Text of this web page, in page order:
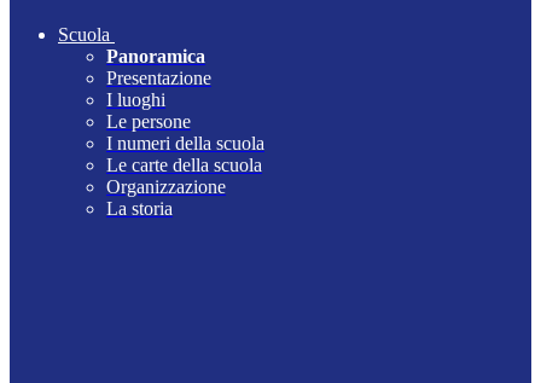
Scuola
Panoramica
Presentazione
I luoghi
Le persone
I numeri della scuola
Le carte della scuola
Organizzazione
La storia